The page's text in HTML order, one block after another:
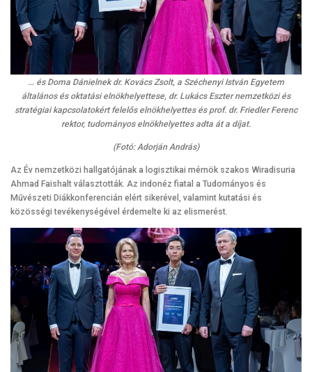
… és Doma Dánielnek dr. Kovács Zsolt, a Széchenyi István Egyetem
általános és oktatási elnökhelyettese, dr. Lukács Eszter nemzetközi és
stratégiai kapcsolatokért felelős elnökhelyettes és prof. dr. Friedler Ferenc
rektor, tudományos elnökhelyettes adta át a díjat.
(Fotó: Adorján András)
Az Év nemzetközi hallgatójának a logisztikai mérnök szakos Wiradisuria
Ahmad Faishalt választották. Az indonéz fiatal a Tudományos és
Művészeti Diákkonferencián elért sikerével, valamint kutatási és
közösségi tevékenységével érdemelte ki az elismerést.